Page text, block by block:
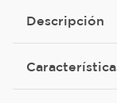
Descripción